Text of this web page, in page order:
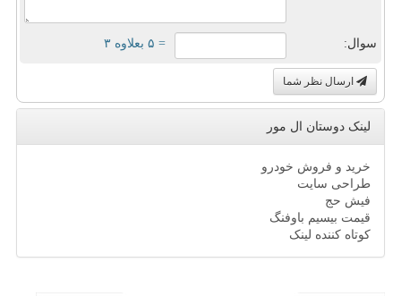
سوال: = ۵ بعلاوه ۳
ارسال نظر شما
لینک دوستان ال مور
خرید و فروش خودرو
طراحی سایت
فیش حج
قیمت بیسیم باوفنگ
کوتاه کننده لینک